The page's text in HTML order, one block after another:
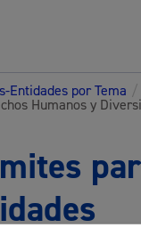
Entidades por Tema /
Humanos y